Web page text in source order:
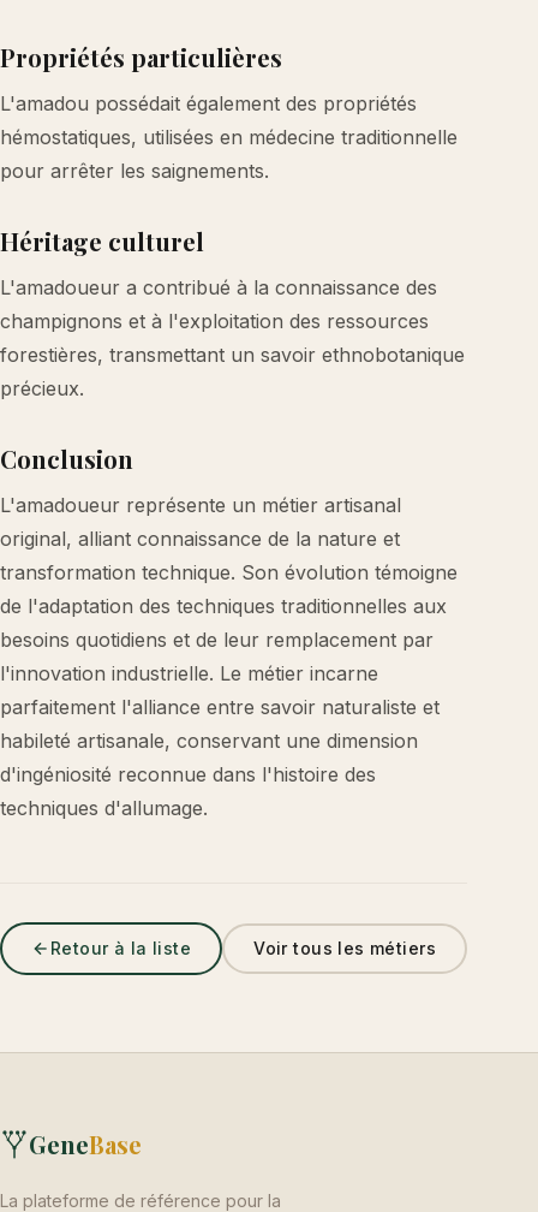
Propriétés particulières
L'amadou possédait également des propriétés
hémostatiques, utilisées en médecine traditionnelle
pour arrêter les saignements.
Héritage culturel
L'amadoueur a contribué à la connaissance des
champignons et à l'exploitation des ressources
forestières, transmettant un savoir ethnobotanique
précieux.
Conclusion
L'amadoueur représente un métier artisanal
original, alliant connaissance de la nature et
transformation technique. Son évolution témoigne
de l'adaptation des techniques traditionnelles aux
besoins quotidiens et de leur remplacement par
l'innovation industrielle. Le métier incarne
parfaitement l'alliance entre savoir naturaliste et
habileté artisanale, conservant une dimension
d'ingéniosité reconnue dans l'histoire des
techniques d'allumage.
Retour à la liste Voir tous les métiers
GeneBase
La plateforme de référence pour la